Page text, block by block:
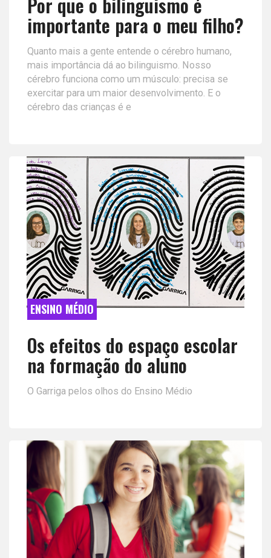
importante para o meu filho?
Quanto mais a gente entende o cérebro humano,
mais importância dá ao bilinguismo. Nosso
cérebro funciona como um músculo: precisa se
exercitar para um maior desenvolvimento. E o
cérebro das crianças é e
ENSINO MÉDIO
Os efeitos do espaço escolar
na formação do aluno
O Garriga pelos olhos do Ensino Médio